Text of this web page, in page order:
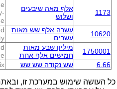
1173
אלף מאה שיבעים
ושלוש
10620
עשרה אלף שש מאות
עשרים
1750001
מיליון שבע מאות
חמישים אלף אחת
6.66
שש נקודה שש שש
כל העושה שימוש במערכת זו,